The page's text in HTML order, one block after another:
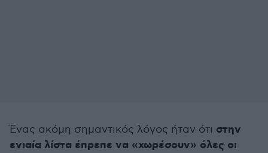
Ένας ακόμη σημαντικός λόγος ήταν ότι στην
ενιαία λίστα έπρεπε να «χωρέσουν» όλες οι